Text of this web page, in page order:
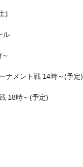
)
ル
ナメント戦 14時～(予定)
18時～(予定)